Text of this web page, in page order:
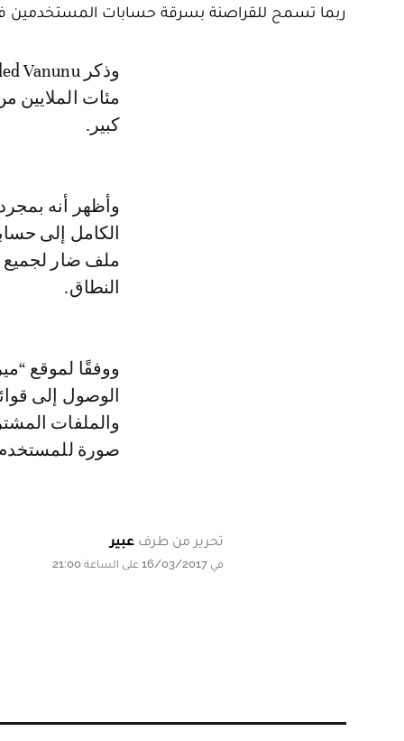
ربما تسمح للقراصنة بسرقة حسابات المستخدمين
وذكر Oded Vanunu رئيس قسم الأبحاث بالشركة الأمنية إن هذه الثغرة تعرض
مئات الملايين
كبير.
وأظهر أنه
الكامل إلى
ملف ضار لجميع
النطاق.
ووفقًا لموقع
الوصول إلى
والملفات
صورة للمستخدم
تحرير من طرف عبير
في 16/03/2017 على الساعة 21:00